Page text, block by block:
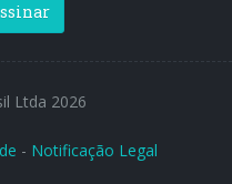
Ltda 2026
- Notificação Legal